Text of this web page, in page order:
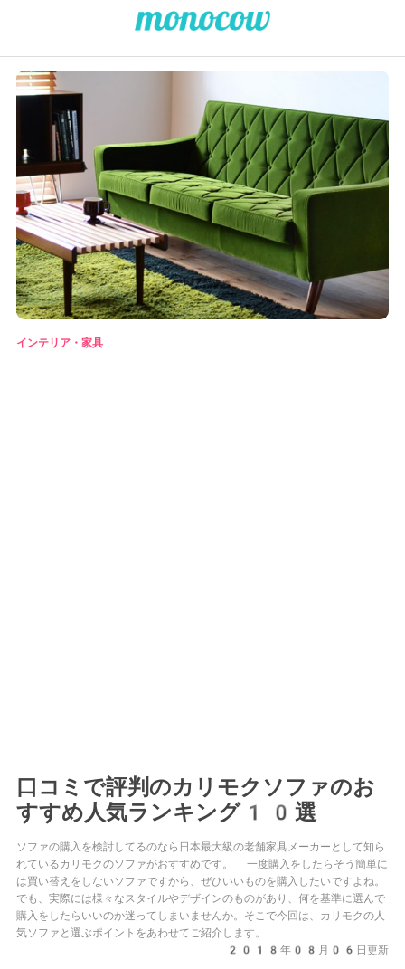
インテリア・家具
口コミで評判のカリモクソファのお
すすめ人気ランキング10選
ソファの購入を検討してるのなら日本最大級の老舗家具メーカーとして知ら
れているカリモクのソファがおすすめです。 一度購入をしたらそう簡単に
は買い替えをしないソファですから、ぜひいいものを購入したいですよね。
でも、実際には様々なスタイルやデザインのものがあり、何を基準に選んで
購入をしたらいいのか迷ってしまいませんか。そこで今回は、カリモクの人
気ソファと選ぶポイントをあわせてご紹介します。
2018年08月06日更新